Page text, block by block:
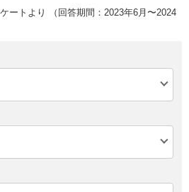
ートより （回答期間：2023年6月〜2024